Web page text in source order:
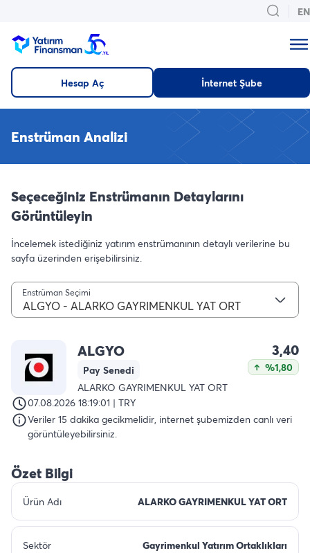
EN
Hesap Aç İnternet Şube
Enstrüman Analizi
Seçeceğiniz Enstrümanın Detaylarını
Görüntüleyin
İncelemek istediğiniz yatırım enstrümanının detaylı verilerine bu
sayfa üzerinden erişebilirsiniz.
Enstrüman Seçimi
ALGYO - ALARKO GAYRIMENKUL YAT ORT
ALGYO
Pay Senedi
ALARKO GAYRIMENKUL YAT ORT
3,40
%1,80
07.08.2026 18:19:01 | TRY
Veriler 15 dakika gecikmelidir, internet şubemizden canlı veri
görüntüleyebilirsiniz.
Özet Bilgi
Ürün Adı ALARKO GAYRIMENKUL YAT ORT
Sektör Gayrimenkul Yatırım Ortaklıkları